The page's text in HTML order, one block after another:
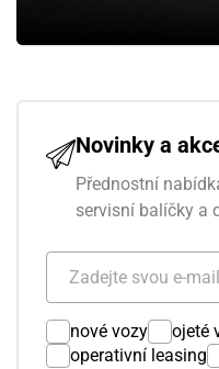
Novinky a
Přednostní
servisní balíčky a
nové vozy ojeté
operativní leasing